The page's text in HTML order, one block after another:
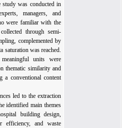
study was conducted in
managers, and
were familiar with the
through semi-
complemented by
saturation was reached.
meaningful units were
thematic similarity and
a conventional content
led to the extraction
identified main themes
building design,
efficiency, and waste